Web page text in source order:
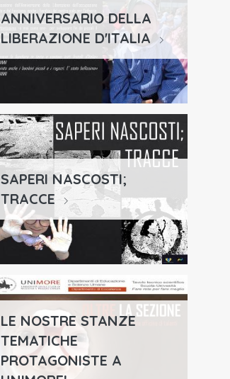
ANNIVERSARIO DELLA
LIBERAZIONE D'ITALIA
SAPERI NASCOSTI;
TRACCE
LE NOSTRE STANZE
TEMATICHE
PROTAGONISTE A